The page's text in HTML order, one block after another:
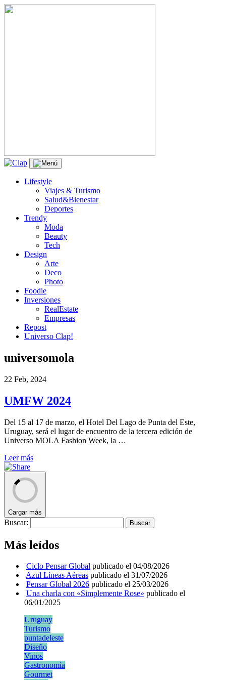
Lifestyle
Viajes & Turismo
Salud&Bienestar
Deportes
Trendy
Moda
Beauty
Tech
Design
Arte
Deco
Photo
Foodie
Inversiones
RealEstate
Empresas
Repost
Universo Clap!
universomola
22 Feb, 2024
UMFW 2024
Del 15 al 17 de marzo, el Hotel Del Lago de Punta del Este,
Uruguay, será el lugar de encuentro de la tercera edición de
Universo MOLA Fashion Week, la …
Leer más
Cargar más
Buscar:
Más leídos
Ciclo Pensar Global publicado el 04/08/2026
Azul Líneas Aéreas publicado el 31/07/2026
Pensar Global 2026 publicado el 25/03/2026
Una charla con «Simplemente Rose» publicado el
06/01/2025
Uruguay
Turismo
puntadeleste
Diseño
Vinos
Gastronomía
Gourmet